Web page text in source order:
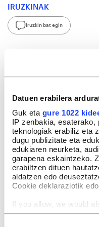
Datuen erabilera
Guk eta gure 1022
IP zenbakia,
teknologiak erabiliz eta
dugu publizitate eta
edukiaren neurketa,
garapena eskaintzeko.
erabiltzen dituen
aldatzen edo
Cookie deklaraziotik
If you allow, we would
Collect information
IRUZKINAK
Iruzkin bat egin